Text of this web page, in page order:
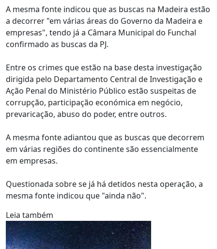
A mesma fonte indicou que as buscas na Madeira estão
a decorrer "em várias áreas do Governo da Madeira e
empresas", tendo já a Câmara Municipal do Funchal
confirmado as buscas da PJ.
Entre os crimes que estão na base desta investigação
dirigida pelo Departamento Central de Investigação e
Ação Penal do Ministério Público estão suspeitas de
corrupção, participação económica em negócio,
prevaricação, abuso do poder, entre outros.
A mesma fonte adiantou que as buscas que decorrem
em várias regiões do continente são essencialmente
em empresas.
Questionada sobre se já há detidos nesta operação, a
mesma fonte indicou que "ainda não".
Leia também